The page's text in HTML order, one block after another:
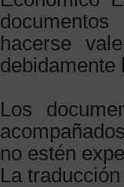
hacerse
debidamente
Los
no estén
La